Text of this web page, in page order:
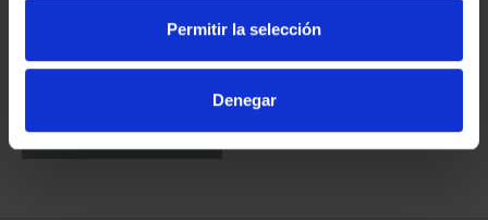
Permitir la selección
Denegar
PROVINCIA COLECCION
COMPLET...